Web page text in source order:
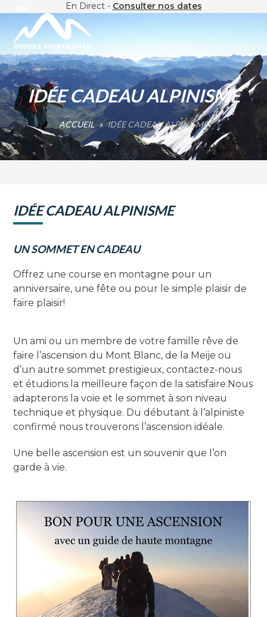
content
En Direct - Consulter nos dates
Open
mobile
menu
Close
mobile
menu
IDÉE CADEAU ALPINISME
ACCUEIL » IDÉE CADEAU ALPINISME
IDÉE CADEAU ALPINISME
UN SOMMET EN CADEAU
Offrez une course en montagne pour un
anniversaire, une fête ou pour le simple plaisir de
faire plaisir!
Un ami ou un membre de votre famille rêve de
faire l’ascension du Mont Blanc, de la Meije ou
d’un autre sommet prestigieux, contactez-nous
et étudions la meilleure façon de la satisfaire.Nous
adapterons la voie et le sommet à son niveau
technique et physique. Du débutant à l’alpiniste
confirmé nous trouverons l’ascension idéale.
Une belle ascension est un souvenir que l’on
garde à vie.